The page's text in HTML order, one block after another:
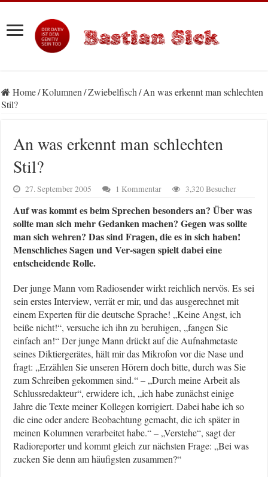
Home/Kolumnen/Zwiebelfisch/An was erkennt man schlechten
Stil?
An was erkennt man schlechten
Stil?
27. September 2005 1 Kommentar 3,320 Besucher
Auf was kommt es beim Sprechen besonders an? Über was
sollte man sich mehr Gedanken machen? Gegen was sollte
man sich wehren? Das sind Fragen, die es in sich haben!
Menschliches Sagen und Ver-sagen spielt dabei eine
entscheidende Rolle.
Der junge Mann vom Radiosender wirkt reichlich nervös. Es sei
sein erstes Interview, verrät er mir, und das ausgerechnet mit
einem Experten für die deutsche Sprache! „Keine Angst, ich
beiße nicht!“, versuche ich ihn zu beruhigen, „fangen Sie
einfach an!“ Der junge Mann drückt auf die Aufnahmetaste
seines Diktiergerätes, hält mir das Mikrofon vor die Nase und
fragt: „Erzählen Sie unseren Hörern doch bitte, durch was Sie
zum Schreiben gekommen sind.“ – „Durch meine Arbeit als
Schlussredakteur“, erwidere ich, „ich habe zunächst einige
Jahre die Texte meiner Kollegen korrigiert. Dabei habe ich so
die eine oder andere Beobachtung gemacht, die ich später in
meinen Kolumnen verarbeitet habe.“ – „Verstehe“, sagt der
Radioreporter und kommt gleich zur nächsten Frage: „Bei was
zucken Sie denn am häufigsten zusammen?“